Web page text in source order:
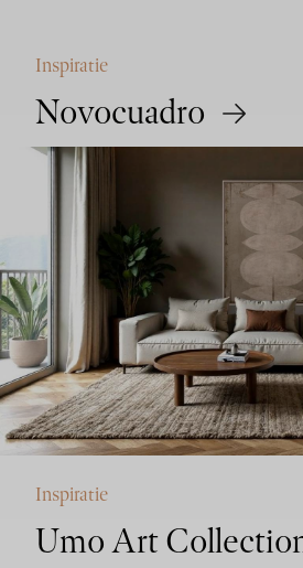
Inspiratie
Novocuadro
Inspiratie
Umo Art